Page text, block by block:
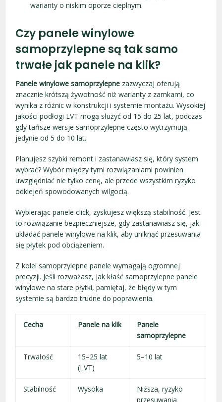
warianty o niskim oporze cieplnym.
Czy panele winylowe
samoprzylepne są tak samo
trwałe jak panele na klik?
Panele winylowe samoprzylepne zazwyczaj oferują
znacznie krótszą żywotność niż warianty z zamkami, co
wynika z różnic w konstrukcji i systemie montażu. Wysokiej
jakości podłogi LVT mogą służyć od 15 do 25 lat, podczas
gdy tańsze wersje samoprzylepne często wytrzymują
jedynie od 5 do 10 lat.
Planujesz szybki remont i zastanawiasz się, który system
wybrać? Wybór między tymi rozwiązaniami powinien
uwzględniać nie tylko cenę, ale przede wszystkim ryzyko
odklejeń spowodowanych wilgocią.
Wybierając panele click, zyskujesz większą stabilność. Jest
to rozwiązanie bezpieczniejsze, gdy zastanawiasz się, jak
układać panele winylowe na klik, aby uniknąć przesuwania
się płytek pod obciążeniem.
Z kolei samoprzylepne panele wymagają ogromnej
precyzji. Jeśli rozważasz, jak kłaść samoprzylepne panele
winylowe na stare płytki, pamiętaj, że błędy w tym
systemie są bardzo trudne do poprawienia.
Cecha Panele na klik
Panele
samoprzylepne
Trwałość
15–25 lat
(LVT)
5–10 lat
Stabilność Wysoka
Niższa, ryzyko
przesuwania